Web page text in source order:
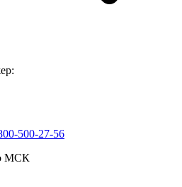
500-27-56
МСК